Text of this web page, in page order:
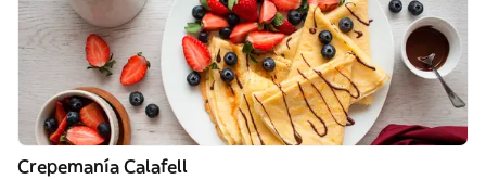
Crepemanía Calafell